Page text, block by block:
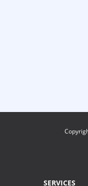
SERVICES